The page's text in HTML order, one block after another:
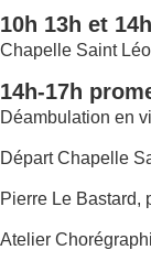
10h 13h et
Chapelle Saint
14h-17h
Déambulation en
Départ Chapelle
Pierre Le Bastard,
Atelier